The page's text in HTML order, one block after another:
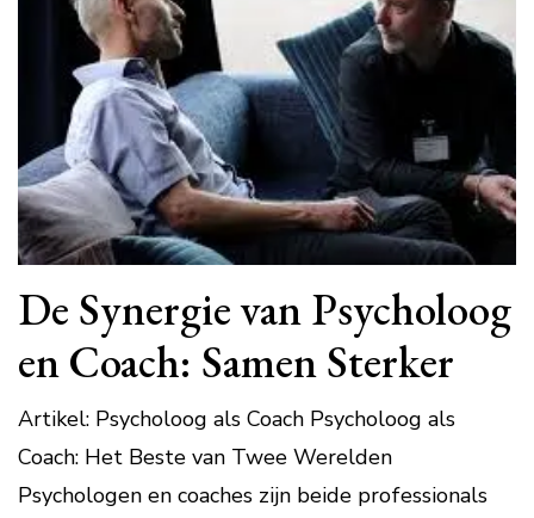
De Synergie van Psycholoog
en Coach: Samen Sterker
Artikel: Psycholoog als Coach Psycholoog als
Coach: Het Beste van Twee Werelden
Psychologen en coaches zijn beide professionals